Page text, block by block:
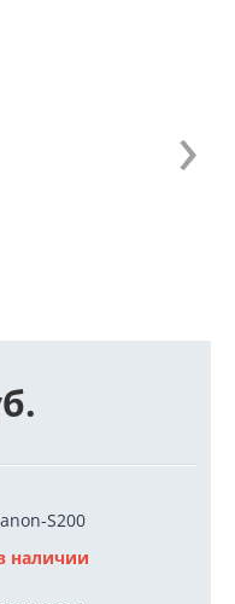
S200
наличии